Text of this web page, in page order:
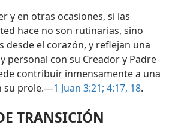
y en otras ocasiones, si las
hace no son rutinarias, sino
desde el corazón, y reflejan una
personal con su Creador y Padre
contribuir inmensamente a una
su prole.—1 Juan 3:21; 4:17, 18.
TRANSICIÓN